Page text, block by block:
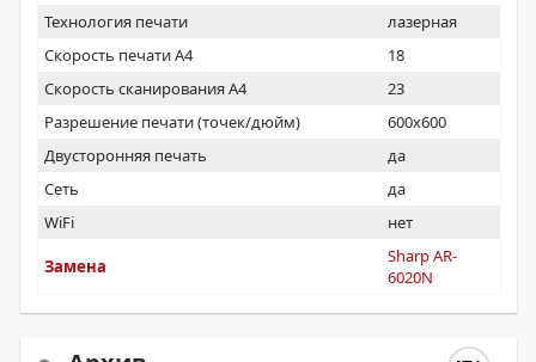
Технология печати
лазерная
Скорость печати А4
18
Скорость сканирования А4
23
Разрешение печати (точек/дюйм)
600x600
Двусторонняя печать
да
Сеть
да
WiFi
нет
Замена
Sharp AR-
6020N